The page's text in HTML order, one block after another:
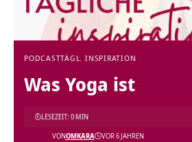
PODCASTTÄGL. INSPIRATION
Was Yoga ist
VONOMKARA VOR 6 JAHREN
LESEZEIT: 0 MIN